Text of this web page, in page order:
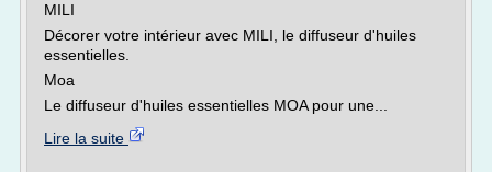
MILI
Décorer votre intérieur avec MILI, le diffuseur d'huiles
essentielles.
Moa
Le diffuseur d'huiles essentielles MOA pour une...
Lire la suite